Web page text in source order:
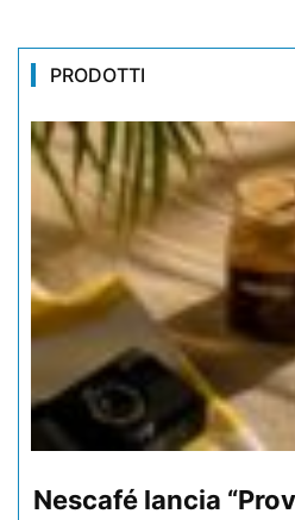
PRODOTTI
Nescafé lancia